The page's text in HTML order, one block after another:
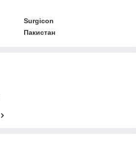
Surgicon
Пакистан